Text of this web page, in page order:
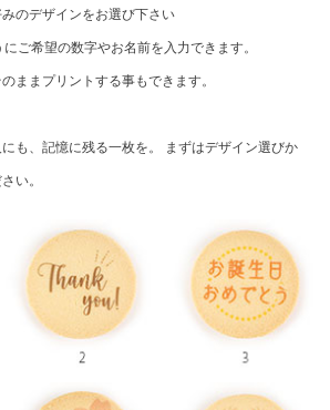
のデザインをお選び下さい
ご希望の数字やお名前を入力できます。
ままプリントする事もできます。
も、記憶に残る一枚を。 まずはデザイン選びか
い。